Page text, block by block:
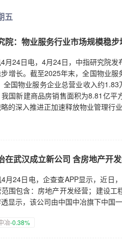
五
院：物业服务行业市场规模稳步
月24日电，4月24日，中指研究院
增长。截至2025年末，全国物业
全国物业服务企业总营业收入约
国新建商品房销售面积为8.81亿
的深入推进正加速释放物业管理行
在武汉成立新公司 含房地产开
月24日电，企查查APP显示，近日
围包含：房地产开发经营；建设
显示，该公司由中国中冶旗下中国
冶-0.38%